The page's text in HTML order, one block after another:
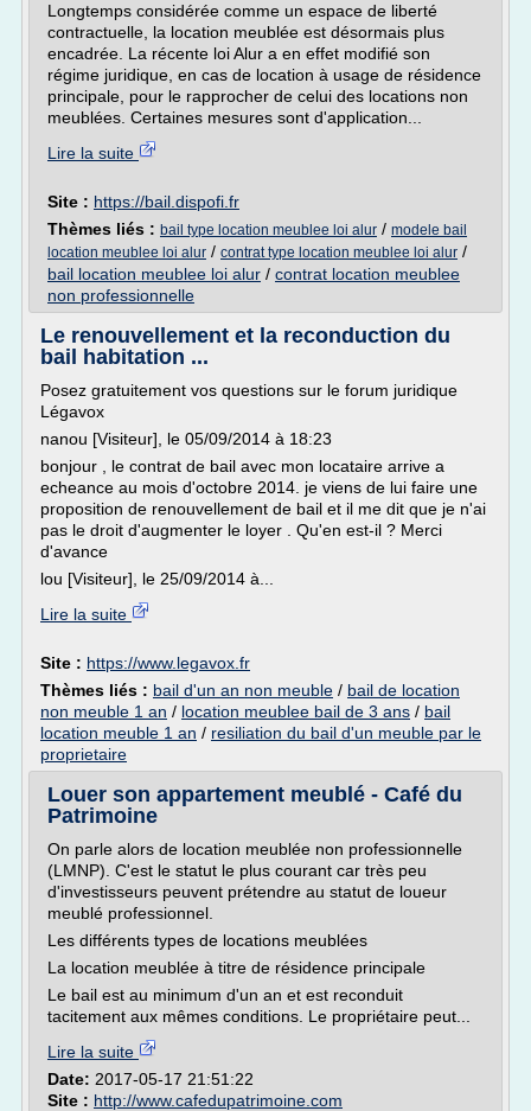
Longtemps considérée comme un espace de liberté
contractuelle, la location meublée est désormais plus
encadrée. La récente loi Alur a en effet modifié son
régime juridique, en cas de location à usage de résidence
principale, pour le rapprocher de celui des locations non
meublées. Certaines mesures sont d'application...
Lire la suite
Site : https://bail.dispofi.fr
Thèmes liés : bail type location meublee loi alur / modele bail
location meublee loi alur / contrat type location meublee loi alur /
bail location meublee loi alur / contrat location meublee
non professionnelle
Le renouvellement et la reconduction du
bail habitation ...
Posez gratuitement vos questions sur le forum juridique
Légavox
nanou [Visiteur], le 05/09/2014 à 18:23
bonjour , le contrat de bail avec mon locataire arrive a
echeance au mois d'octobre 2014. je viens de lui faire une
proposition de renouvellement de bail et il me dit que je n'ai
pas le droit d'augmenter le loyer . Qu'en est-il ? Merci
d'avance
lou [Visiteur], le 25/09/2014 à...
Lire la suite
Site : https://www.legavox.fr
Thèmes liés : bail d'un an non meuble / bail de location
non meuble 1 an / location meublee bail de 3 ans / bail
location meuble 1 an / resiliation du bail d'un meuble par le
proprietaire
Louer son appartement meublé - Café du
Patrimoine
On parle alors de location meublée non professionnelle
(LMNP). C'est le statut le plus courant car très peu
d'investisseurs peuvent prétendre au statut de loueur
meublé professionnel.
Les différents types de locations meublées
La location meublée à titre de résidence principale
Le bail est au minimum d'un an et est reconduit
tacitement aux mêmes conditions. Le propriétaire peut...
Lire la suite
Date: 2017-05-17 21:51:22
Site : http://www.cafedupatrimoine.com